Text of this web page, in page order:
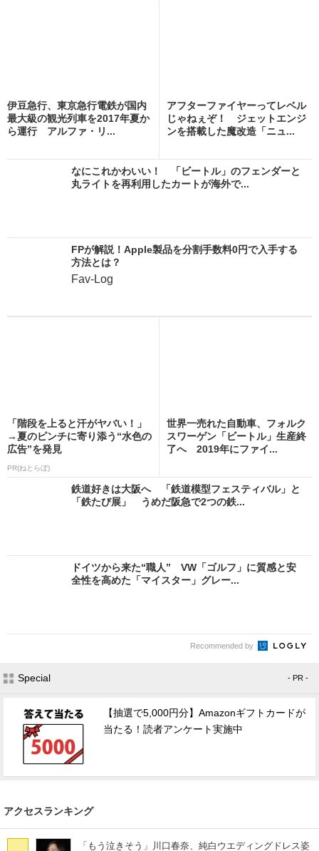
伊豆急行、東京急行電鉄が国内
最大級の観光列車を2017年夏か
ら運行 アルファ・リ...
アフターファイヤーってレベル
じゃねぇぞ！ ジェットエンジ
ンを搭載した魔改造「ニュ...
なにこれかわいい！ 「ビートル」のフェンダーと
丸ライトを再利用したカートが海外で...
FPが解説！Apple製品を分割手数料0円で入手する
方法とは？
Fav-Log
「階段を上ると汗がヤバい！」
→夏のピンチに寄り添う“水色の
広告”を発見
PR(ねとらぼ)
世界一売れた自動車、フォルク
スワーゲン「ビートル」生産終
了へ 2019年にファイ...
鉄道好きは大阪へ 「鉄道模型フェスティバル」と
「鉄たび展」 うめだ阪急で2つの鉄...
ドイツから来た“職人” VW「ゴルフ」に質感と安
全性を高めた「マイスター」グレー...
Recommended by
Special - PR -
【抽選で5,000円分】Amazonギフトカードが
当たる！読者アンケート実施中
アクセスランキング
「もう泣きそう」川口春奈、純白ウエディングドレス姿